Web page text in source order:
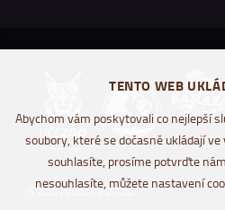
© Zoo Hluboká 2026
TENTO WEB
Abychom vám poskytovali co nejlepší
soubory, které se dočasně ukládají
souhlasíte, prosíme potvrďte
nesouhlasíte, můžete nastavení